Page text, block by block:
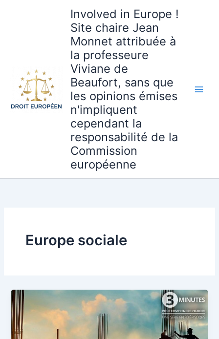
Involved in Europe !
Site chaire Jean
Monnet attribuée à
la professeure
Viviane de
Beaufort, sans que
les opinions émises
n'impliquent
cependant la
responsabilité de la
Commission
européenne
Europe sociale